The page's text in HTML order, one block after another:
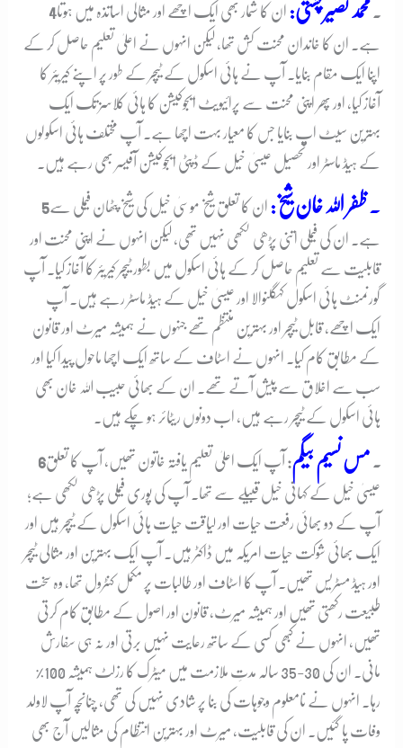
4۔ محمد نصیر چشتی: ان کا شمار بھی ایک اچھے اور مثالی اساتذہ میں ہوتا
ہے۔ ان کا خاندان محنت کش تھا، لیکن انہوں نے اعلیٰ تعلیم حاصل کر کے
اپنا ایک مقام بنایا۔ آپ نے ہائی اسکول کے ٹیچر کے طور پر اپنے کیریئر کا
آغاز کیا، اور پھر اپنی محنت سے پرائیویٹ ایجوکیشن کا ہائی کلاسز تک ایک
بہترین سیٹ اپ بنایا جس کا معیار بہت اچھا ہے۔ آپ مختلف ہائی اسکولوں
کے ہیڈ ماسٹر اور تحصیل عیسیٰ خیل کے ڈپٹی ایجوکیشن آفیسر بھی رہے ہیں۔
5 ۔ ظفر اللہ خان شیخ: ان کا تعلق شیخ موسیٰ خیل کی شیخ پٹھان فیملی سے
ہے۔ ان کی فیملی اتنی پڑھی لکھی نہیں تھی، لیکن انہوں نے اپنی محنت اور
قابلیت سے تعلیم حاصل کر کے ہائی اسکول میں بطور ٹیچر کیریئر کا آغاز کیا۔ آپ
گورنمنٹ ہائی اسکول کہگلنوالا اور عیسیٰ خیل کے ہیڈ ماسٹر رہے ہیں۔ آپ
ایک اچھے، قابل ٹیچر اور بہترین منتظم تھے جنہوں نے ہمیشہ میرٹ اور قانون
کے مطابق کام کیا۔ انہوں نے اسٹاف کے ساتھ ایک اچھا ماحول پیدا کیا اور
سب سے اخلاق سے پیش آتے تھے۔ ان کے بھائی حبیب اللہ خان بھی
ہائی اسکول کے ٹیچر رہے ہیں، اب دونوں ریٹائر ہو چکے ہیں۔
6۔ مس نسیم بیگم: آپ ایک اعلیٰ تعلیم یافتہ خاتون تھیں، آپ کا تعلق
عیسیٰ خیل کے کہانی خیل قبیلے سے تھا۔ آپ کی پوری فیملی پڑھی لکھی ہے؛
آپ کے دو بھائی رفعت حیات اور لیاقت حیات ہائی اسکول کے ٹیچر ہیں اور
ایک بھائی شوکت حیات امریکہ میں ڈاکٹر ہیں۔ آپ ایک بہترین اور مثالی ٹیچر
اور ہیڈ مسٹریس تھیں۔ آپ کا اسٹاف اور طالبات پر مکمل کنٹرول تھا، وہ سخت
طبیعت رکھتی تھیں اور ہمیشہ میرٹ، قانون اور اصول کے مطابق کام کرتی
تھیں، انہوں نے کبھی کسی کے ساتھ رعایت نہیں برتی اور نہ ہی سفارش
مانی۔ ان کی 30-35 سالہ مدتِ ملازمت میں میٹرک کا رزلٹ ہمیشہ 100%
رہا۔ انہوں نے نامعلوم وجوہات کی بنا پر شادی نہیں کی تھی، چنانچہ آپ لاولد
وفات پا گئیں۔ ان کی قابلیت، میرٹ اور بہترین انتظام کی مثالیں آج بھی